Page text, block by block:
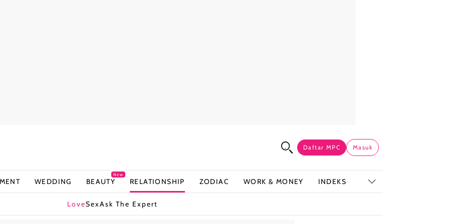
Daftar MPC Masuk
WEDDING BEAUTY
New
RELATIONSHIP ZODIAC WORK & MONEY INDEKS
LoveSexAsk The Expert